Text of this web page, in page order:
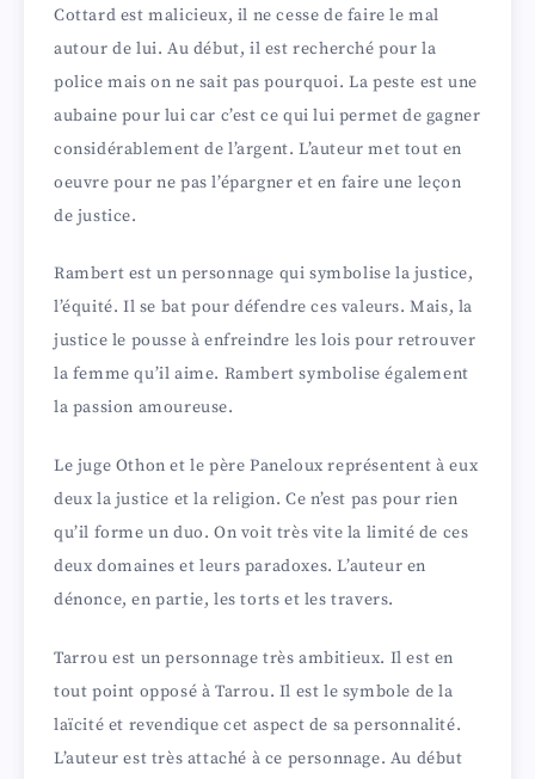
V
i
e
o
Cottard est malicieux, il ne cesse de faire le mal
autour de lui. Au début, il est recherché pour la
police mais on ne sait pas pourquoi. La peste est une
aubaine pour lui car c’est ce qui lui permet de gagner
considérablement de l’argent. L’auteur met tout en
oeuvre pour ne pas l’épargner et en faire une leçon
de justice.
Rambert est un personnage qui symbolise la justice,
l’équité. Il se bat pour défendre ces valeurs. Mais, la
justice le pousse à enfreindre les lois pour retrouver
la femme qu’il aime. Rambert symbolise également
la passion amoureuse.
Le juge Othon et le père Paneloux représentent à eux
deux la justice et la religion. Ce n’est pas pour rien
qu’il forme un duo. On voit très vite la limité de ces
deux domaines et leurs paradoxes. L’auteur en
dénonce, en partie, les torts et les travers.
Tarrou est un personnage très ambitieux. Il est en
tout point opposé à Tarrou. Il est le symbole de la
laïcité et revendique cet aspect de sa personnalité.
L’auteur est très attaché à ce personnage. Au début